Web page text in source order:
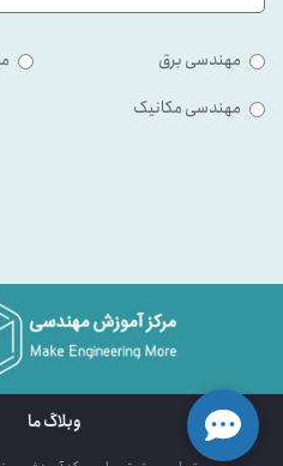
مهندسی برق
مهندسی مکانیک
وبلاگ ما